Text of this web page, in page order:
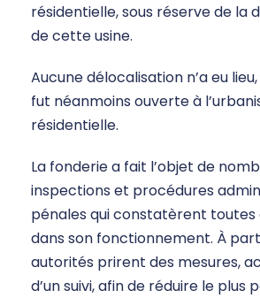
résidentielle, sous réserve de la
de cette usine.
Aucune délocalisation n’a eu
fut néanmoins ouverte à
résidentielle.
La fonderie a fait l’objet de
inspections et procédures
pénales qui constatèrent toutes
dans son fonctionnement. À
autorités prirent des mesures,
d’un suivi, afin de réduire le plus